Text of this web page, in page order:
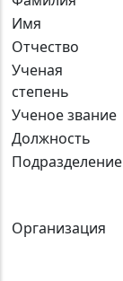
Имя
Отчество
Ученая
степень
Ученое звание
Должность
Подразделение
Организация